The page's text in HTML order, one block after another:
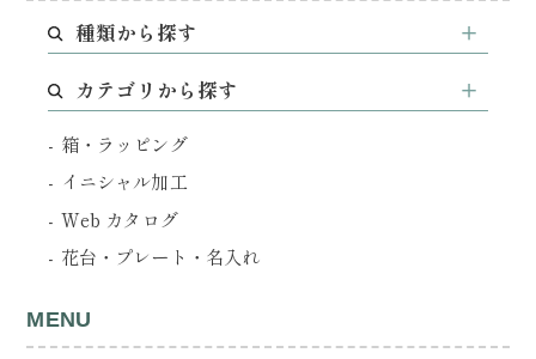
種類から探す
カテゴリから探す
箱・ラッピング
イニシャル加工
Web カタログ
花台・プレート・名入れ
MENU